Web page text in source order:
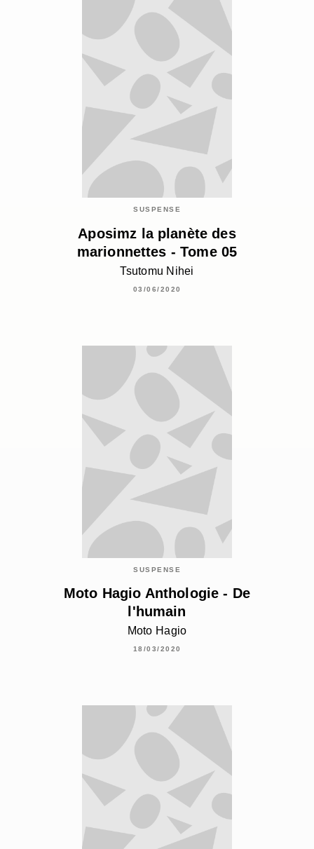
SUSPENSE
Aposimz la planète des
marionnettes - Tome 05
Tsutomu Nihei
03/06/2020
SUSPENSE
Moto Hagio Anthologie - De
l'humain
Moto Hagio
18/03/2020